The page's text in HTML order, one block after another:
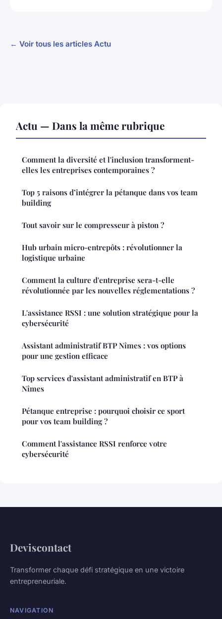
← Voir tous les articles Actu
Actu — Dans la même rubrique
Comment la diversité et l'inclusion transforment-
elles les entreprises contemporaines ?
Top 5 raisons d’intégrer la pétanque dans vos team
building
Tout savoir sur le compresseur à piston ?
Hub urbain micro-entrepôts : révolutionner la
logistique urbaine
Comment la culture d'entreprise sera-t-elle
révolutionnée par les nouvelles réglementations ?
L'assistance RSSI : une solution stratégique pour la
cybersécurité
Assistant administratif BTP Nîmes : vos options
pour une gestion efficace
Top services d'assistant administratif en BTP à
Nîmes
Pétanque entreprise : pourquoi choisir ce sport
pour vos team building ?
Comment l'assistance RSSI renforce votre
cybersécurité
Deviscontact
Transformer chaque défi stratégique en une victoire
entrepreneuriale.
NAVIGATION